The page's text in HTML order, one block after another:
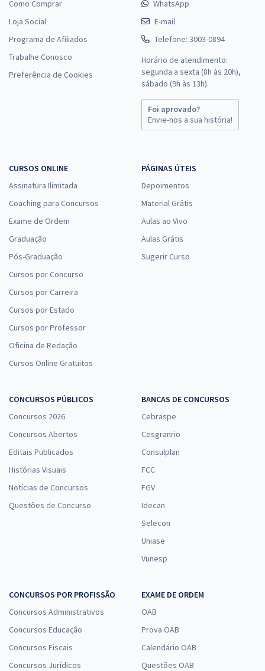
Como Comprar
Loja Social
Programa de Afiliados
Trabalhe Conosco
Preferência de Cookies
WhatsApp
E-mail
Telefone: 3003-0894
Horário de atendimento:
segunda a sexta (8h às 20h),
sábado (9h às 13h).
Foi aprovado?
Envie-nos a sua história!
CURSOS ONLINE
Assinatura Ilimitada
Coaching para Concursos
Exame de Ordem
Graduação
Pós-Graduação
Cursos por Concurso
Cursos por Carreira
Cursos por Estado
Cursos por Professor
Oficina de Redação
Cursos Online Gratuitos
PÁGINAS ÚTEIS
Depoimentos
Material Grátis
Aulas ao Vivo
Aulas Grátis
Sugerir Curso
CONCURSOS PÚBLICOS
Concursos 2026
Concursos Abertos
Editais Publicados
Histórias Visuais
Notícias de Concursos
Questões de Concurso
BANCAS DE CONCURSOS
Cebraspe
Cesgranrio
Consulplan
FCC
FGV
Idecan
Selecon
Uniase
Vunesp
CONCURSOS POR PROFISSÃO
Concursos Administrativos
Concursos Educação
Concursos Fiscais
Concursos Jurídicos
EXAME DE ORDEM
OAB
Prova OAB
Calendário OAB
Questões OAB